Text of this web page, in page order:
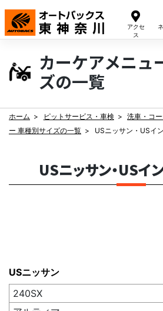
アクセ
ス
Skip
content
カーケアメニュ
ズの一覧
ホーム ピットサービス・車検 洗車・コ
ー 車種別サイズの一覧
USニッサン・USイ
USニッサン・USイ
USニッサン
240SX